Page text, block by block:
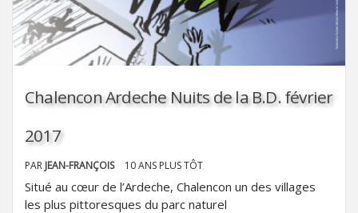
Chalencon Ardeche Nuits de la B.D. février
2017
PAR JEAN-FRANÇOIS 10 ANS PLUS TÔT
Situé au cœur de l’Ardeche, Chalencon un des villages
les plus pittoresques du parc naturel